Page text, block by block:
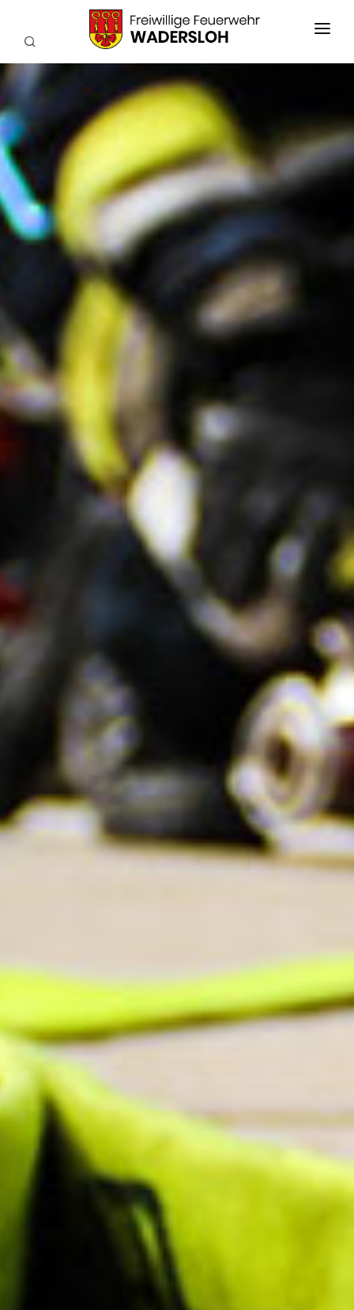
AKTUELLES
WIR ÜBER UNS
FEUERWEHRKAPELLE
TECHNIK
SERVICE